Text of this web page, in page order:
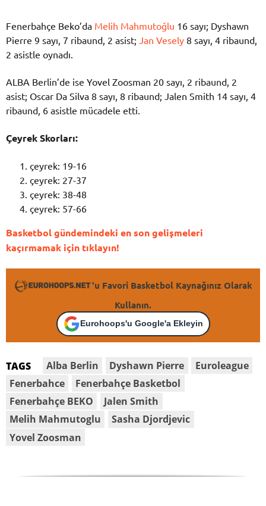
Fenerbahçe Beko’da Melih Mahmutoğlu 16 sayı; Dyshawn
Pierre 9 sayı, 7 ribaund, 2 asist; Jan Vesely 8 sayı, 4 ribaund,
2 asistle oynadı.
ALBA Berlin’de ise Yovel Zoosman 20 sayı, 2 ribaund, 2
asist; Oscar Da Silva 8 sayı, 8 ribaund; Jalen Smith 14 sayı, 4
ribaund, 6 asistle mücadele etti.
Çeyrek Skorları:
çeyrek: 19-16
çeyrek: 27-37
çeyrek: 38-48
çeyrek: 57-66
Basketbol gündemindeki en son gelişmeleri
kaçırmamak için tıklayın!
'u Favori Basketbol Kaynağınız Olarak
Kullanın.
Eurohoops'u Google'a Ekleyin
TAGS Alba Berlin Dyshawn Pierre
Euroleague
Fenerbahce
Fenerbahçe Basketbol
Fenerbahçe BEKO
Jalen Smith
Melih Mahmutoglu
Sasha Djordjevic
Yovel Zoosman